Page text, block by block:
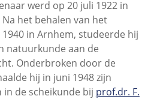
werd op 20 juli 1922 in
het behalen van het
1940 in Arnhem, studeerde hij
natuurkunde aan de
Onderbroken door de
hij in juni 1948 zijn
de scheikunde bij prof.dr. F.